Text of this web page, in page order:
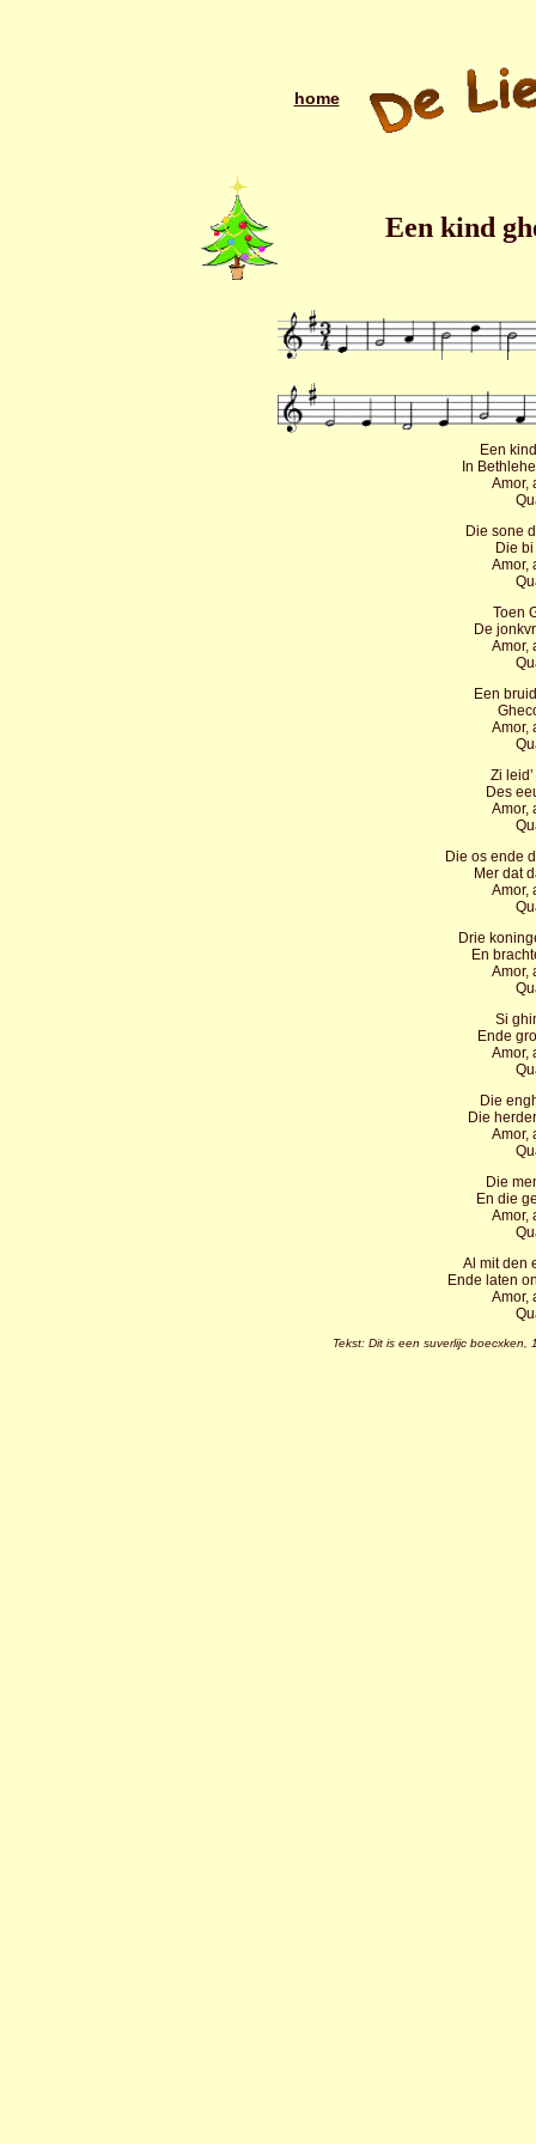
home
Een kind
Een
In
Amor,
Die sone
Die
Amor,
Toen
De
Amor,
Een
Amor,
Zi
Des
Amor,
Die os ende
Mer dat
Amor,
Drie
En
Amor,
Si
Ende
Amor,
Die
Die
Amor,
Die
En die
Amor,
Al mit den
Ende laten
Amor,
Tekst: Dit is een suverlijc